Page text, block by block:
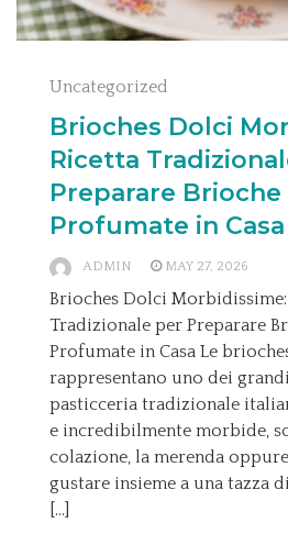
Uncategorized
Brioches Dolci
Ricetta
Preparare
Profumate in Casa
ADMIN MAY 27, 2026
Brioches Dolci Morbidissime:
Tradizionale per Preparare
Profumate in Casa Le
rappresentano uno dei
pasticceria tradizionale
e incredibilmente morbide,
colazione, la merenda
gustare insieme a una tazza
[…]